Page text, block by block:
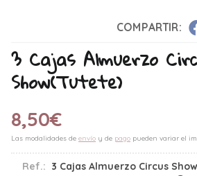
COMPARTIR:
3 Cajas Almuerzo
Show(Tutete)
8,50€
Las modalidades de envío y de pago pueden variar el
Ref.: 3 Cajas Almuerzo Circus Show